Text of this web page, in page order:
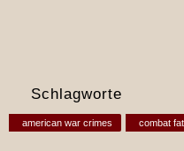
Schlagworte
american war crimes combat